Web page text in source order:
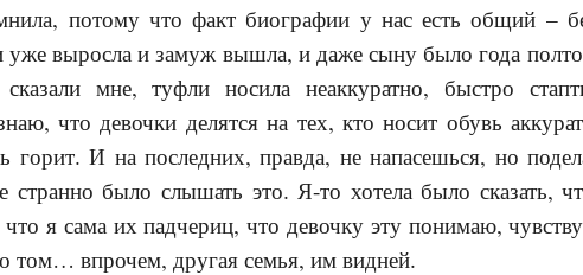
потому что факт биографии у нас есть общий –
выросла и замуж вышла, и даже сыну было года
мне, туфли носила неаккуратно, быстро
что девочки делятся на тех, кто носит обувь
горит. И на последних, правда, не напасешься, но
странно было слышать это. Я-то хотела было сказать,
я сама их падчериц, что девочку эту понимаю,
том… впрочем, другая семья, им видней.